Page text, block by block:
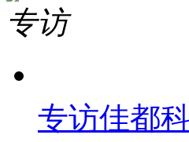
专访
专访佳都